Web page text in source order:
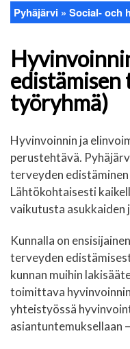
Länkstig
Pyhäjärvi Social- och
työryhmä)
Hyvinvoinnin ja
perustehtävä.
terveyden
Lähtökohtaisesti
vaikutusta asukkaiden
Kunnalla on
terveyden
kunnan muihin
toimittava
yhteistyössä
asiantuntemuksellaan